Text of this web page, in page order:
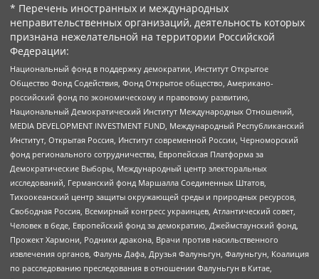
* Перечень иностранных и международных
неправительственных организаций, деятельность которых
признана нежелательной на территории Российской
Федерации:
Национальный фонд в поддержку демократии, Институт Открытое
Общество Фонд Содействия, Фонд Открытое общество, Американо-
российский фонд по экономическому и правовому развитию,
Национальный Демократический Институт Международных Отношений,
MEDIA DEVELOPMENT INVESTMENT FUND, Международный Республиканский
Институт, Открытая Россия, Институт современной России, Черноморский
фонд регионального сотрудничества, Европейская Платформа за
Демократические Выборы, Международный центр электоральных
исследований, Германский фонд Маршалла Соединенных Штатов,
Тихоокеанский центр защиты окружающей среды и природных ресурсов,
Свободная Россия, Всемирный конгресс украинцев, Атлантический совет,
Человек в беде, Европейский фонд за демократию, Джеймстаунский фонд,
Прожект Хармони, Родники дракона, Врачи против насильственного
извлечения органов, Фалунь Дафа, Друзья Фалуньгун, Фалуньгун, Коалиция
по расследованию преследования в отношении Фалуньгун в Китае,